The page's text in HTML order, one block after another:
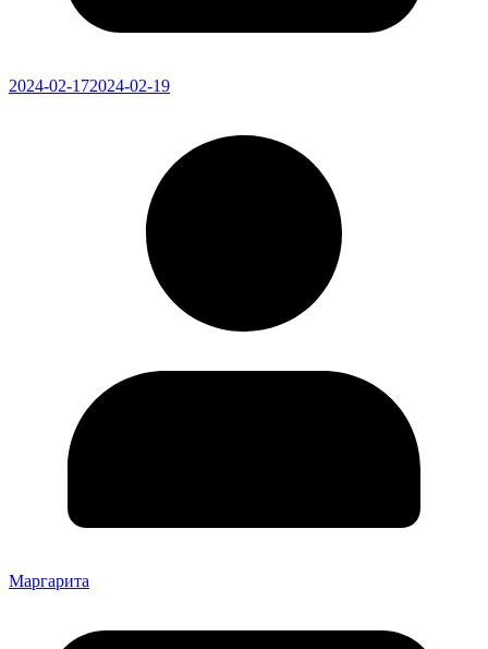
2024-02-172024-02-19
Маргарита